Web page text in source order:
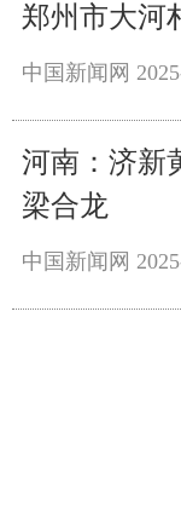
郑州市大河
中国新闻网
河南：济新
梁合龙
中国新闻网